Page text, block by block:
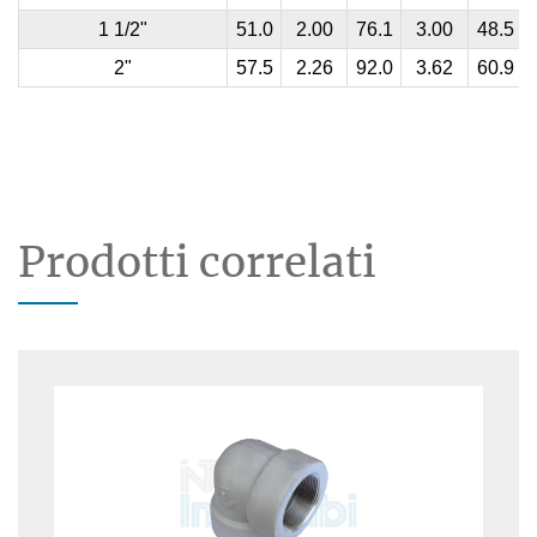
1 1/2"
51.0 2.00 76.1 3.00
48.5
2"
57.5 2.26 92.0 3.62 60.9
Prodotti correlati